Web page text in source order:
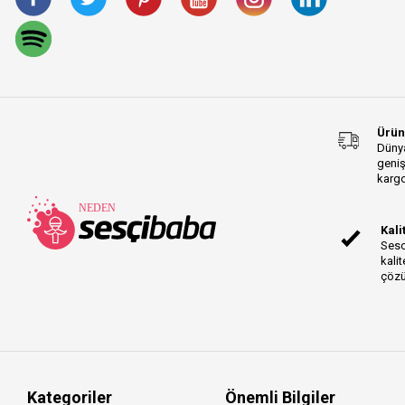
EW-DP Series
iRig Pro Duo Series
Instrument Series
Prolink Rock Instrument
Series
Kategoriler Önemli Bilgiler